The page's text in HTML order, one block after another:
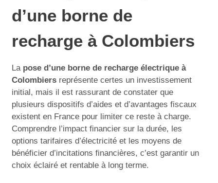
d’une borne de
recharge à Colombiers
La pose d’une borne de recharge électrique à
Colombiers représente certes un investissement
initial, mais il est rassurant de constater que
plusieurs dispositifs d’aides et d’avantages fiscaux
existent en France pour limiter ce reste à charge.
Comprendre l’impact financier sur la durée, les
options tarifaires d’électricité et les moyens de
bénéficier d’incitations financières, c’est garantir un
choix éclairé et rentable à long terme.